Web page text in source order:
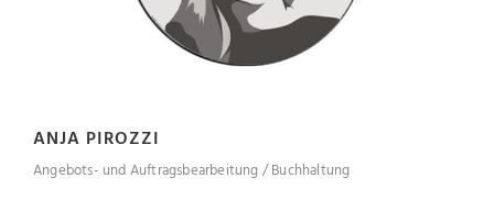
ANJA PIROZZI
Angebots- und Auftragsbearbeitung / Buchhaltung